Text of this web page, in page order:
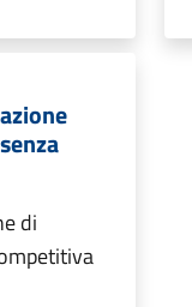
di